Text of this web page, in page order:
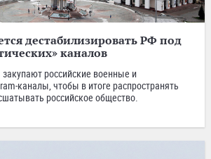
дестабилизировать РФ под
каналов
российские военные и
каналы, чтобы в итоге распространять
российское общество.